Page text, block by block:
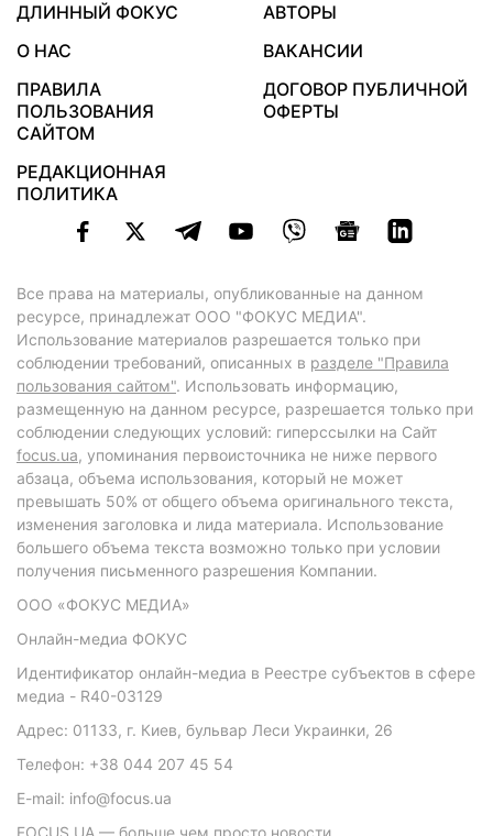
ДЛИННЫЙ ФОКУС
АВТОРЫ
О НАС
ВАКАНСИИ
ПРАВИЛА
ПОЛЬЗОВАНИЯ
САЙТОМ
ДОГОВОР ПУБЛИЧНОЙ
ОФЕРТЫ
РЕДАКЦИОННАЯ
ПОЛИТИКА
Все права на материалы, опубликованные на данном
ресурсе, принадлежат ООО "ФОКУС МЕДИА".
Использование материалов разрешается только при
соблюдении требований, описанных в разделе "Правила
пользования сайтом". Использовать информацию,
размещенную на данном ресурсе, разрешается только при
соблюдении следующих условий: гиперссылки на Сайт
focus.ua, упоминания первоисточника не ниже первого
абзаца, объема использования, который не может
превышать 50% от общего объема оригинального текста,
изменения заголовка и лида материала. Использование
большего объема текста возможно только при условии
получения письменного разрешения Компании.
ООО «ФОКУС МЕДИА»
Онлайн-медиа ФОКУС
Идентификатор онлайн-медиа в Реестре субъектов в сфере
медиа - R40-03129
Адрес: 01133, г. Киев, бульвар Леси Украинки, 26
Телефон: +38 044 207 45 54
E-mail: info@focus.ua
FOCUS.UA — больше чем просто новости.